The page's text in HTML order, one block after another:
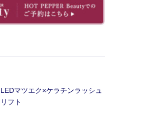
LEDマツエク×ケラチンラッシュ
リフト